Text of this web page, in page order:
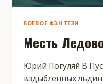
БОЕВОЕ ФЭНТЕЗИ
Месть
Юрий Погуляй В
вздыбленных